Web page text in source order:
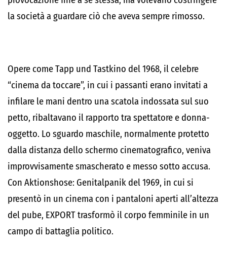
la società a guardare ciò che aveva sempre rimosso.
Opere come Tapp und Tastkino del 1968, il celebre
“cinema da toccare”, in cui i passanti erano invitati a
infilare le mani dentro una scatola indossata sul suo
petto, ribaltavano il rapporto tra spettatore e donna-
oggetto. Lo sguardo maschile, normalmente protetto
dalla distanza dello schermo cinematografico, veniva
improvvisamente smascherato e messo sotto accusa.
Con Aktionshose: Genitalpanik del 1969, in cui si
presentò in un cinema con i pantaloni aperti all’altezza
del pube, EXPORT trasformò il corpo femminile in un
campo di battaglia politico.